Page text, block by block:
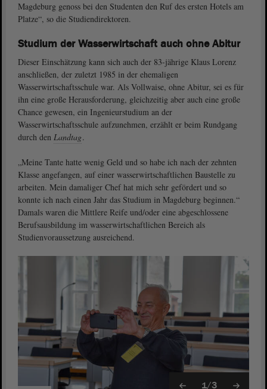
Magdeburg genoss bei den Studenten den Ruf des ersten Hotels am
Platze“, so die Studiendirektoren.
Studium der Wasserwirtschaft auch ohne Abitur
Dieser Einschätzung kann sich auch der 83-jährige Klaus Lorenz
anschließen, der zuletzt 1985 in der ehemaligen
Wasserwirtschaftsschule war. Als Vollwaise, ohne Abitur, sei es für
ihn eine große Herausforderung, gleichzeitig aber auch eine große
Chance gewesen, ein Ingenieurstudium an der
Wasserwirtschaftsschule aufzunehmen, erzählt er beim Rundgang
durch den Landtag.
„Meine Tante hatte wenig Geld und so habe ich nach der zehnten
Klasse angefangen, auf einer wasserwirtschaftlichen Baustelle zu
arbeiten. Mein damaliger Chef hat mich sehr gefördert und so
konnte ich nach einen Jahr das Studium in Magdeburg beginnen.“
Damals waren die Mittlere Reife und/oder eine abgeschlossene
Berufsausbildung im wasserwirtschaftlichen Bereich als
Studienvoraussetzung ausreichend.
1/3